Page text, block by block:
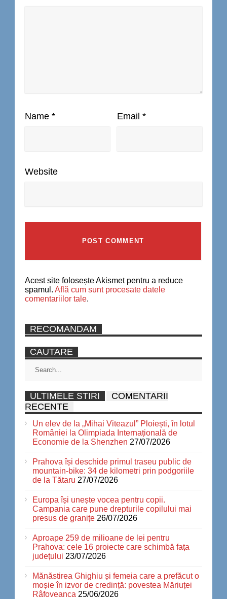
Name * Email *
Website
Acest site folosește Akismet pentru a reduce
spamul. Află cum sunt procesate datele
comentariilor tale.
RECOMANDAM
CAUTARE
ULTIMELE STIRI
COMENTARII
RECENTE
Un elev de la „Mihai Viteazul” Ploiești, în lotul
României la Olimpiada Internațională de
Economie de la Shenzhen 27/07/2026
Prahova își deschide primul traseu public de
mountain-bike: 34 de kilometri prin podgoriile
de la Tătaru 27/07/2026
Europa își unește vocea pentru copii.
Campania care pune drepturile copilului mai
presus de granițe 26/07/2026
Aproape 259 de milioane de lei pentru
Prahova: cele 16 proiecte care schimbă fața
județului 23/07/2026
Mănăstirea Ghighiu și femeia care a prefăcut o
moșie în izvor de credință: povestea Măriuței
Râfoveanca 25/06/2026